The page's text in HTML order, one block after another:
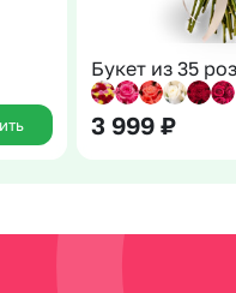
Букет из 35 роз
3 999 ₽